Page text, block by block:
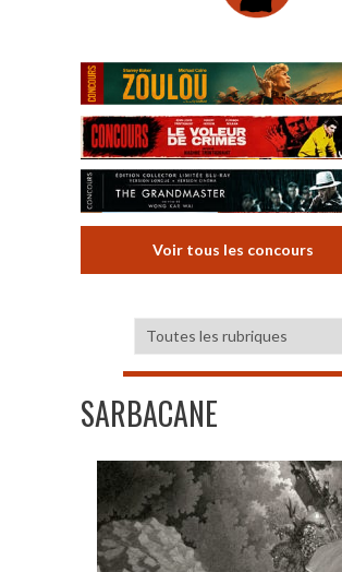
Voir tous les concours
SARBACANE